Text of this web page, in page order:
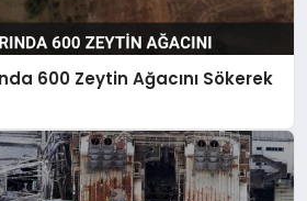
600 Zeytin Ağacını Sökerek